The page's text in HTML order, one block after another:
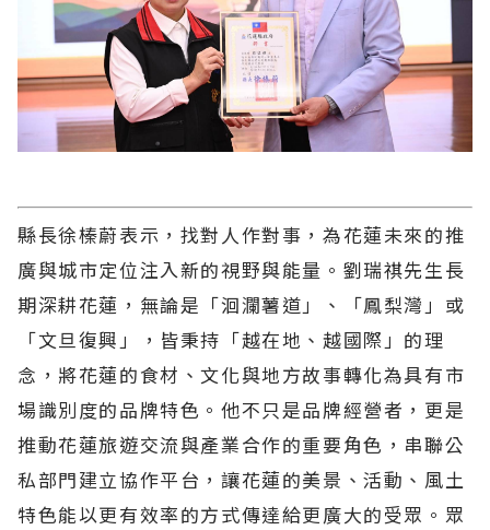
縣長徐榛蔚表示，找對人作對事，為花蓮未來的推
廣與城市定位注入新的視野與能量。劉瑞祺先生長
期深耕花蓮，無論是「洄瀾薯道」、「鳳梨灣」或
「文旦復興」，皆秉持「越在地、越國際」的理
念，將花蓮的食材、文化與地方故事轉化為具有市
場識別度的品牌特色。他不只是品牌經營者，更是
推動花蓮旅遊交流與產業合作的重要角色，串聯公
私部門建立協作平台，讓花蓮的美景、活動、風土
特色能以更有效率的方式傳達給更廣大的受眾。眾